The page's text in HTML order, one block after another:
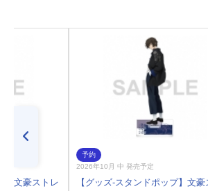
】文豪ストレ
予約
2026年10月 中 発売予定
【グッズ-スタンドポップ】文豪